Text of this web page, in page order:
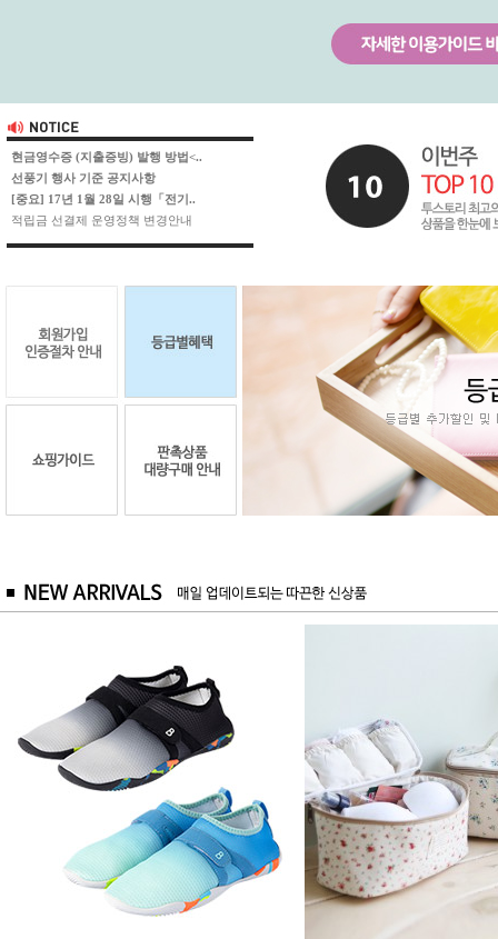
현금영수증 (지출증빙) 발행 방법<..
선풍기 행사 기준 공지사항
[중요] 17년 1월 28일 시행「전기..
적립금 선결제 운영정책 변경안내